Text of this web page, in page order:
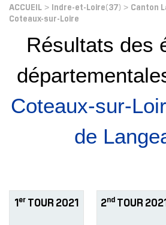
ACCUEIL > Indre-et-Loire(37) > Canton
Coteaux-sur-Loire
Résultats des
Coteaux-sur-
de
1er TOUR 2021 2ndTOUR